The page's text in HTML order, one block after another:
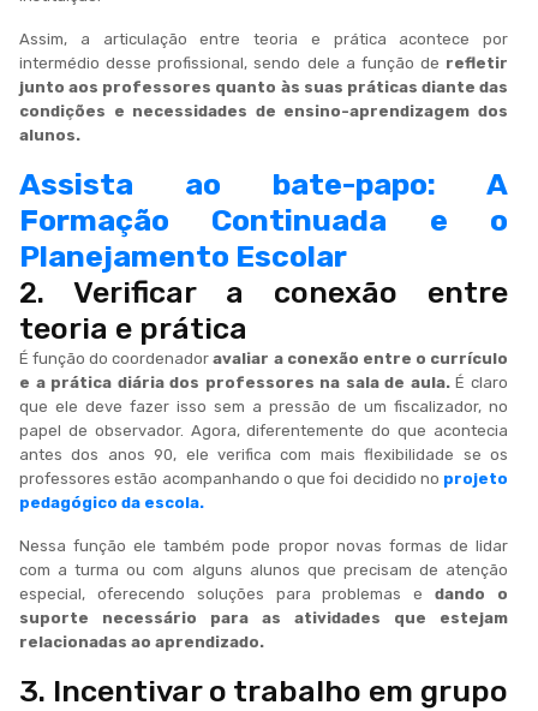
Assim, a articulação entre teoria e prática acontece por
intermédio desse profissional, sendo dele a função de refletir
junto aos professores quanto às suas práticas diante das
condições e necessidades de ensino-aprendizagem dos
alunos.
Assista ao bate-papo: A
Formação Continuada e o
Planejamento Escolar
2. Verificar a conexão entre
teoria e prática
É função do coordenadoravaliar a conexão entre o currículo
e a prática diária dos professores na sala de aula.É claro
que ele deve fazer isso sem a pressão de um fiscalizador, no
papel de observador. Agora, diferentemente do que acontecia
antes dos anos 90, ele verifica com mais flexibilidade se os
professores estão acompanhando o que foi decidido no projeto
pedagógico da escola.
Nessa função ele também pode propor novas formas de lidar
com a turma ou com alguns alunos que precisam de atenção
especial, oferecendo soluções para problemas edando o
suporte necessário para as atividades que estejam
relacionadas ao aprendizado.
3. Incentivar o trabalho em grupo